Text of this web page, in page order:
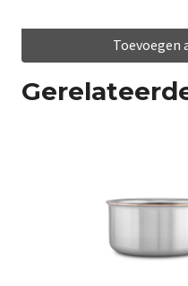
is:
Toevoegen